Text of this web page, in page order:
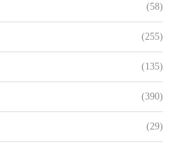
(58)
(255)
(135)
(390)
(29)